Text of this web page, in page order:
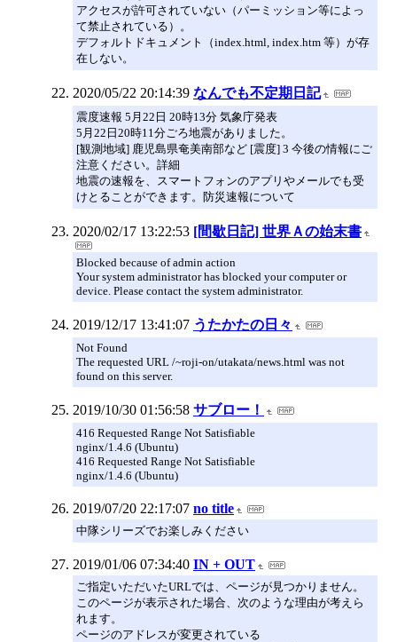
アクセスが許可されていない（パーミッション等によっ
て禁止されている）。
デフォルトドキュメント（index.html, index.htm 等）が存
在しない。
2020/05/22 20:14:39 なんでも不定期日記
震度速報 5月22日 20時13分 気象庁発表
5月22日20時11分ごろ地震がありました。
[観測地域] 鹿児島県奄美南部など [震度] 3 今後の情報にご
注意ください。詳細
地震の速報を、スマートフォンのアプリやメールでも受
けとることができます。防災速報について
2020/02/17 13:22:53 [間歇日記] 世界Ａの始末書
Blocked because of admin action
Your system administrator has blocked your computer or
device. Please contact the system administrator.
2019/12/17 13:41:07 うたかたの日々
Not Found
The requested URL /~roji-on/utakata/news.html was not
found on this server.
2019/10/30 01:56:58 サブロー！
416 Requested Range Not Satisfiable
nginx/1.4.6 (Ubuntu)
416 Requested Range Not Satisfiable
nginx/1.4.6 (Ubuntu)
2019/07/20 22:17:07 no title
中隊シリーズでお楽しみください
2019/01/06 07:34:40 IN + OUT
ご指定いただいたURLでは、ページが見つかりません。
このページが表示された場合、次のような理由が考えら
れます。
ページのアドレスが変更されている